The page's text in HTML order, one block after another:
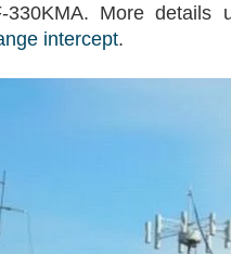
More details
intercept.